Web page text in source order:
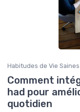
Habitudes de Vie Saines
Comment
had pour
quotidien